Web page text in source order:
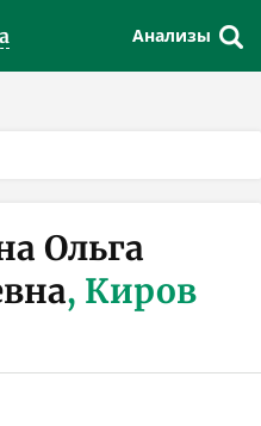
Анализы
Ольга
, Киров